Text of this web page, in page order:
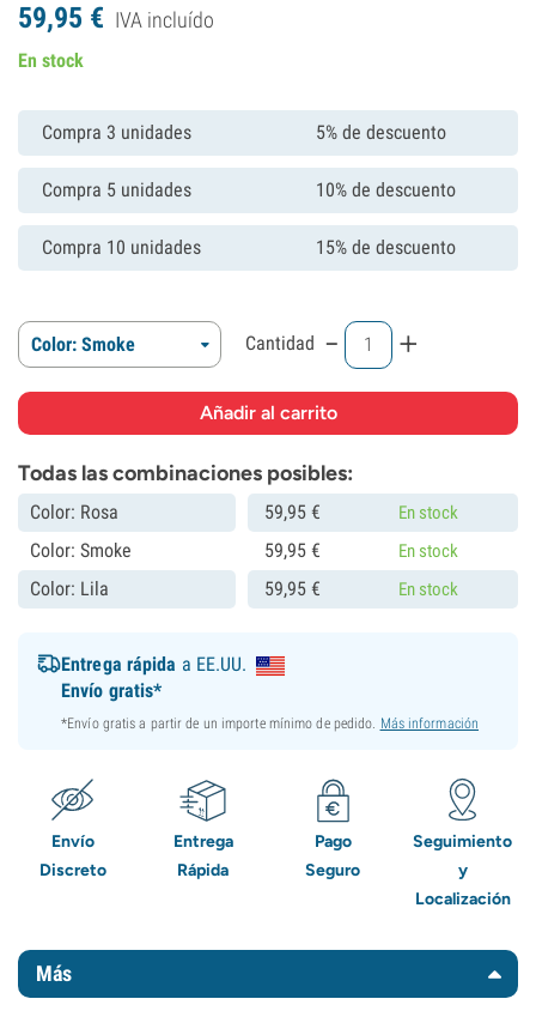
59,95 € IVA incluído
En stock
Compra 3 unidades 5% de descuento
Compra 5 unidades 10% de descuento
Compra 10 unidades 15% de descuento
Color: Smoke Cantidad - +
Todas las combinaciones posibles:
Color: Rosa 59,95 € En stock
Color: Smoke 59,95 € En stock
Color: Lila 59,95 € En stock
Entrega rápida a EE.UU.
Envío gratis*
*Envío gratis a partir de un importe mínimo de pedido. Más información
Envío
Discreto
Entrega
Rápida
Pago
Seguro
Seguimiento
y
Localización
Más